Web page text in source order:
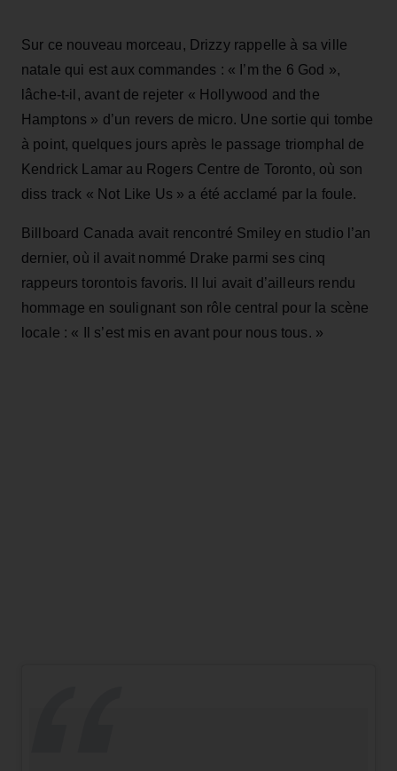
Sur ce nouveau morceau, Drizzy rappelle à sa ville
natale qui est aux commandes : « I’m the 6 God »,
lâche-t-il, avant de rejeter « Hollywood and the
Hamptons » d’un revers de micro. Une sortie qui tombe
à point, quelques jours après le passage triomphal de
Kendrick Lamar au Rogers Centre de Toronto, où son
diss track « Not Like Us » a été acclamé par la foule.
Billboard Canada avait rencontré Smiley en studio l’an
dernier, où il avait nommé Drake parmi ses cinq
rappeurs torontois favoris. Il lui avait d’ailleurs rendu
hommage en soulignant son rôle central pour la scène
locale : « Il s’est mis en avant pour nous tous. »